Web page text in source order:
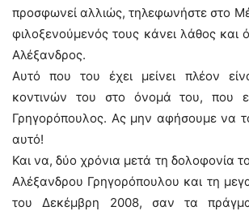
προσφωνεί αλλιώς, τηλεφωνήστε στο
φιλοξενούμενός τους κάνει λάθος και
Αλέξανδρος.
Αυτό που του έχει μείνει πλέον
κοντινών του στο όνομά του, που
Γρηγορόπουλος. Ας μην αφήσουμε να
αυτό!
Και να, δύο χρόνια μετά τη δολοφονία
Αλέξανδρου Γρηγορόπουλου και τη
του Δεκέμβρη 2008, σαν τα